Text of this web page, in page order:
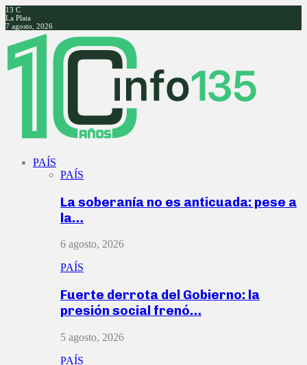
13 C
La Plata
7 agosto, 2026
Facebook
Twitter
Instagram
Youtube
PAÍS
PAÍS
La soberanía no es anticuada: pese a
la…
6 agosto, 2026
PAÍS
Fuerte derrota del Gobierno: la
presión social frenó…
5 agosto, 2026
PAÍS